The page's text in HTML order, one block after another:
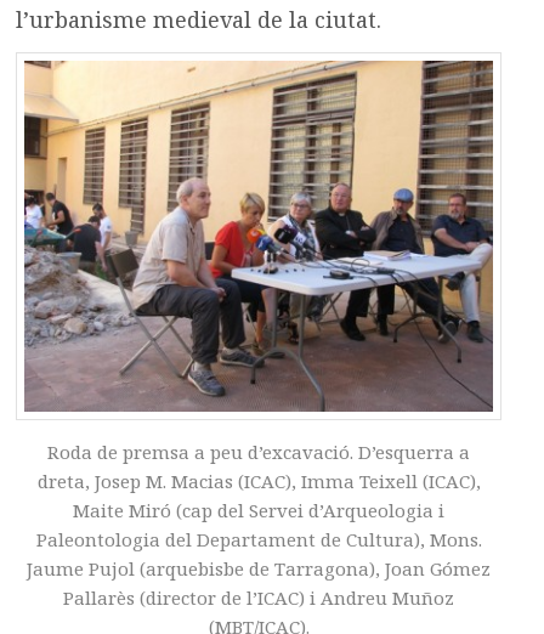
l’urbanisme medieval de la ciutat.
Roda de premsa a peu d’excavació. D’esquerra a
dreta, Josep M. Macias (ICAC), Imma Teixell (ICAC),
Maite Miró (cap del Servei d’Arqueologia i
Paleontologia del Departament de Cultura), Mons.
Jaume Pujol (arquebisbe de Tarragona), Joan Gómez
Pallarès (director de l’ICAC) i Andreu Muñoz
(MBT/ICAC).